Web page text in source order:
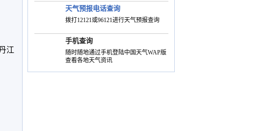
江
天气预报电话查询
拨打12121或96121进行天气预报查询
手机查询
随时随地通过手机登陆中国天气WAP版
查看各地天气资讯